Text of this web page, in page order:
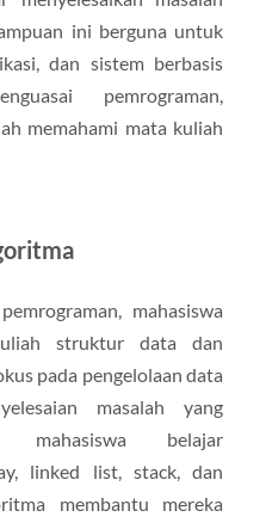
ini berguna untuk
dan sistem berbasis
pemrograman,
memahami mata kuliah
mahasiswa
struktur data dan
pada pengelolaan data
masalah yang
mahasiswa belajar
linked list, stack, dan
membantu mereka